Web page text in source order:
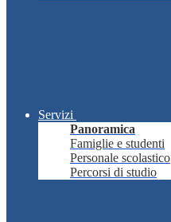
Servizi
Panoramica
Famiglie e studenti
Personale scolastico
Percorsi di studio